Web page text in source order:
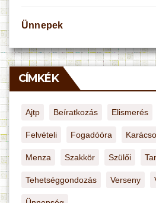
Ünnepek
CÍMKÉK
Ajtp Beíratkozás Elismerés
Felvételi Fogadóóra
Menza Szakkör Szülői
Tehetséggondozás Verseny